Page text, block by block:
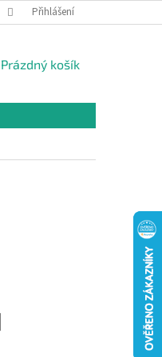
Přihlášení
NÁKUPNÍ
Prázdný košík